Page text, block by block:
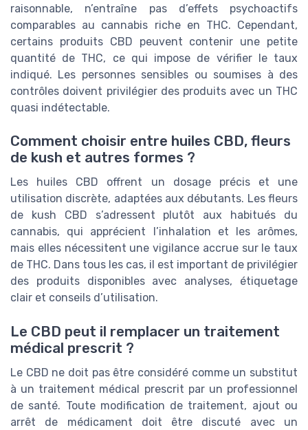
raisonnable, n’entraîne pas d’effets psychoactifs
comparables au cannabis riche en THC. Cependant,
certains produits CBD peuvent contenir une petite
quantité de THC, ce qui impose de vérifier le taux
indiqué. Les personnes sensibles ou soumises à des
contrôles doivent privilégier des produits avec un THC
quasi indétectable.
Comment choisir entre huiles CBD, fleurs
de kush et autres formes ?
Les huiles CBD offrent un dosage précis et une
utilisation discrète, adaptées aux débutants. Les fleurs
de kush CBD s’adressent plutôt aux habitués du
cannabis, qui apprécient l’inhalation et les arômes,
mais elles nécessitent une vigilance accrue sur le taux
de THC. Dans tous les cas, il est important de privilégier
des produits disponibles avec analyses, étiquetage
clair et conseils d’utilisation.
Le CBD peut il remplacer un traitement
médical prescrit ?
Le CBD ne doit pas être considéré comme un substitut
à un traitement médical prescrit par un professionnel
de santé. Toute modification de traitement, ajout ou
arrêt de médicament doit être discuté avec un